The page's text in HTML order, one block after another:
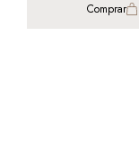
Comprar